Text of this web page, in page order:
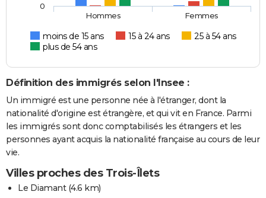
moins de 15 ans 15 à 24 ans
25 à 54 ans
plus de 54 ans
Hommes Femmes
0
Définition des immigrés selon l'Insee :
Un immigré est une personne née à l'étranger, dont la
nationalité d'origine est étrangère, et qui vit en France. Parmi
les immigrés sont donc comptabilisés les étrangers et les
personnes ayant acquis la nationalité française au cours de leur
vie.
Villes proches des Trois-Îlets
Le Diamant(4.6 km)